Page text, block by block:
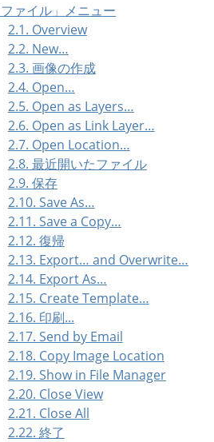
ファイル 」 メニュー
2.1. Overview
2.2. New…
2.3. 画像の作成
2.4. Open…
2.5. Open as Layers…
2.6. Open as Link Layer…
2.7. Open Location…
2.8. 最近開いたファイル
2.9. 保存
2.10. Save As…
2.11. Save a Copy…
2.12. 復帰
2.13. Export… and Overwrite…
2.14. Export As…
2.15. Create Template…
2.16. 印刷...
2.17. Send by Email
2.18. Copy Image Location
2.19. Show in File Manager
2.20. Close View
2.21. Close All
2.22. 終了